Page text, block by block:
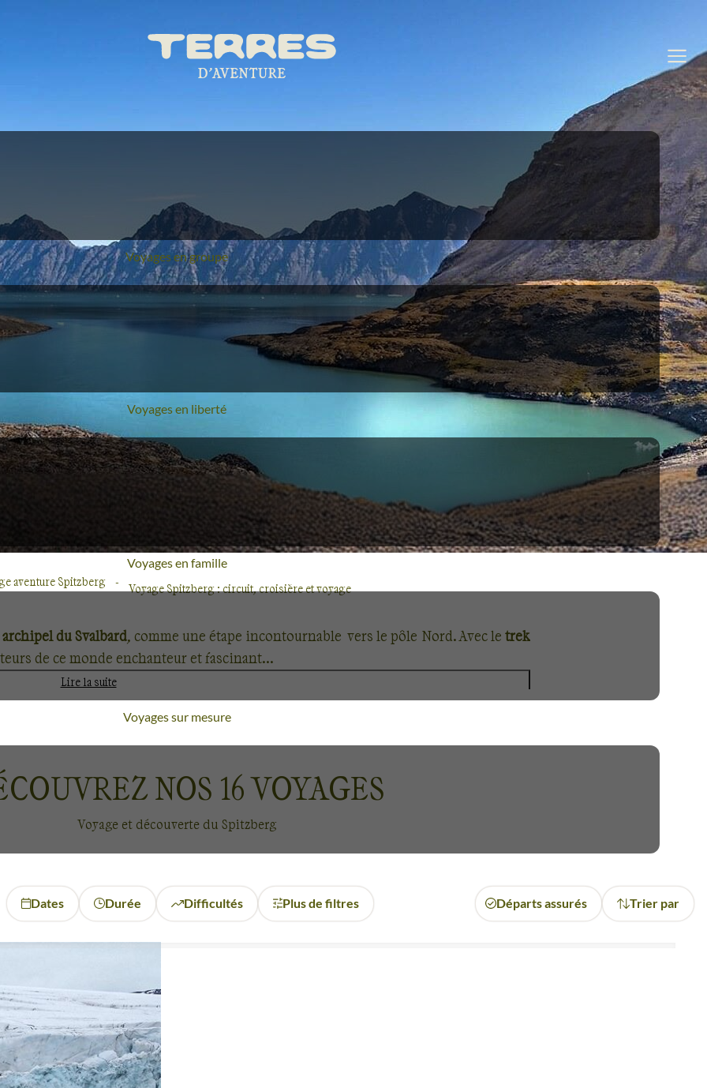
Voyages en groupe
Voyages en liberté
Voyages en famille
Voyages sur mesure
aventure Spitzberg
Voyage Spitzberg : circuit, croisière et voyage
du Svalbard, comme une étape incontournable vers le pôle Nord. Avec letrek
de ce monde enchanteur et fascinant...
fascinent, alors laissez-vous entraîner par votre guide sur ces terres enneigées. Au
randonnées à ski de fond en tractant votre pulka
bien l'avouer, vous pourrez
panoramas exceptionnels.
de plaisirs encore plus improbables comme la
permettra de profiter d’une luminosité extraordinaire.
Lire la suite
NOS 16VOYAGES
Voyage et découverte du Spitzberg
Dates Durée Difficultés Plus de filtres Départs assurés Trier par